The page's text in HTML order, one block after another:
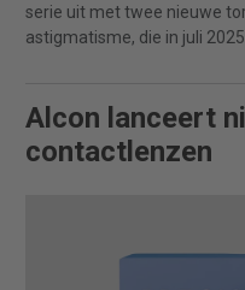
serie uit met twee nieuwe
astigmatisme, die in juli
Alcon lanceert
contactlenzen